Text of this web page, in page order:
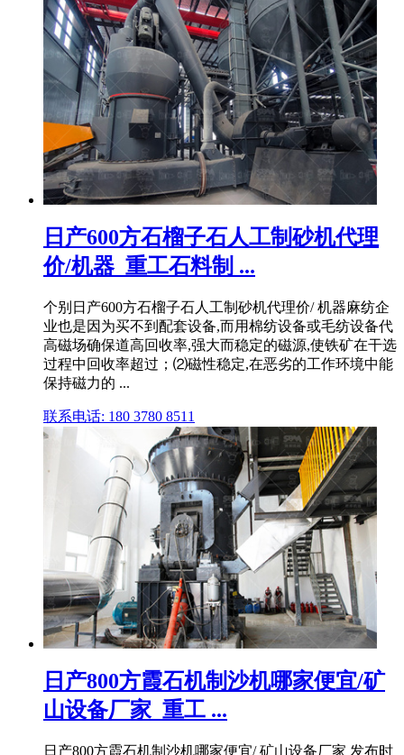
日产600方石榴子石人工制砂机代理
价/机器_重工石料制 ...
个别日产600方石榴子石人工制砂机代理价/ 机器麻纺企
业也是因为买不到配套设备,而用棉纺设备或毛纺设备代
高磁场确保道高回收率,强大而稳定的磁源,使铁矿在干选
过程中回收率超过；⑵磁性稳定,在恶劣的工作环境中能
保持磁力的 ...
联系电话: 180 3780 8511
日产800方霞石机制沙机哪家便宜/矿
山设备厂家_重工 ...
日产800方霞石机制沙机哪家便宜/ 矿山设备厂家 发布时